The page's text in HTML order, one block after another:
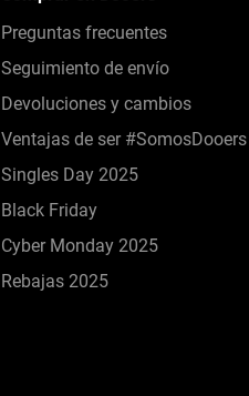
Preguntas frecuentes
Seguimiento de envío
Devoluciones y cambios
Ventajas de ser #SomosDooers
Singles Day 2025
Black Friday
Cyber Monday 2025
Rebajas 2025